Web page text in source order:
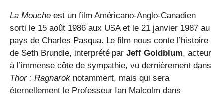
La Mouche est un film Américano-Anglo-Canadien
sorti le 15 août 1986 aux USA et le 21 janvier 1987 au
pays de Charles Pasqua. Le film nous conte l’histoire
de Seth Brundle, interprété par Jeff Goldblum, acteur
à l’immense côte de sympathie, vu dernièrement dans
Thor : Ragnarok notamment, mais qui sera
éternellement le Professeur Ian Malcolm dans